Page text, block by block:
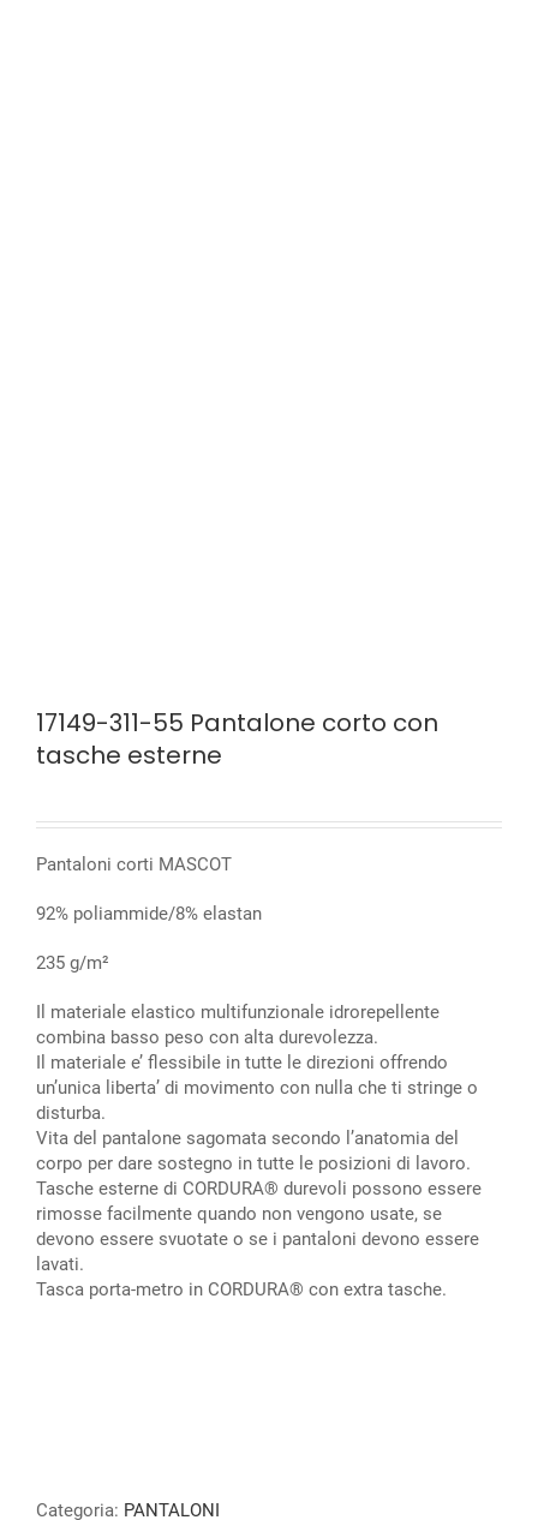
17149-311-55 Pantalone corto con
tasche esterne
Pantaloni corti MASCOT
92% poliammide/8% elastan
235 g/m²
Il materiale elastico multifunzionale idrorepellente
combina basso peso con alta durevolezza.
Il materiale e’ flessibile in tutte le direzioni offrendo
un’unica liberta’ di movimento con nulla che ti stringe o
disturba.
Vita del pantalone sagomata secondo l’anatomia del
corpo per dare sostegno in tutte le posizioni di lavoro.
Tasche esterne di CORDURA® durevoli possono essere
rimosse facilmente quando non vengono usate, se
devono essere svuotate o se i pantaloni devono essere
lavati.
Tasca porta-metro in CORDURA® con extra tasche.
Categoria: PANTALONI